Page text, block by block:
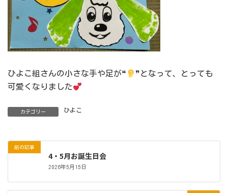
ひよこ組さんの小さな手や足が❝
❞となって、とっても
可愛くなりました
カテゴリー ひよこ
前の記事
4・5月お誕生日会
2026年5月15日